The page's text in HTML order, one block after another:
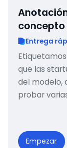
concepto
Entrega
que las
del modelo,
probar
Empezar